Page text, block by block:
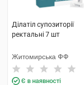
Ділатіл супозиторії
ректальні 7 шт
Житомирська ФФ
Є в наявності